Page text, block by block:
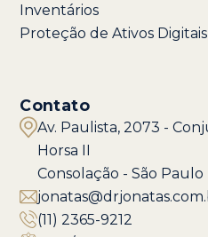
Inventários
Proteção de Ativos Digitais
Contato
Av. Paulista, 2073 -
Horsa II
Consolação - São Paulo
(11) 2365-9212